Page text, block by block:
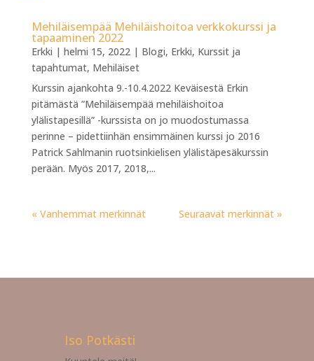
Mehiläisempää Mehiläishoitoa verkkokurssi ja
tapaaminen 2022
Erkki | helmi 15, 2022| Blogi, Erkki, Kurssit ja
tapahtumat, Mehiläiset
Kurssin ajankohta 9.-10.4.2022 Keväisestä Erkin
pitämästä ”Mehiläisempää mehiläishoitoa
ylälistapesillä” -kurssista on jo muodostumassa
perinne – pidettiinhän ensimmäinen kurssi jo 2016
Patrick Sahlmanin ruotsinkielisen ylälistäpesäkurssin
perään. Myös 2017, 2018,...
« Vanhemmat merkinnät Seuraavat merkinnät »
Iso Potkästi